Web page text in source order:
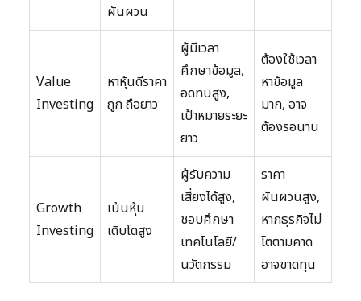
ผันผวน
Value
Investing
หาหุ้นดีราคา
ถูก ถือยาว
ผู้มีเวลา
ศึกษาข้อมูล,
อดทนสูง,
เป้าหมายระยะ
ยาว
ต้องใช้เวลา
หาข้อมูล
มาก, อาจ
ต้องรอนาน
Growth
Investing
เน้นหุ้น
เติบโตสูง
ผู้รับความ
เสี่ยงได้สูง,
ชอบศึกษา
เทคโนโลยี/
นวัตกรรม
ราคา
ผันผวนสูง,
หากธุรกิจไม่
โตตามคาด
อาจขาดทุน